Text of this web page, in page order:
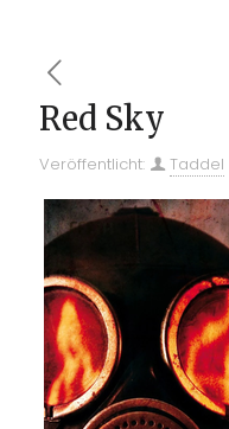
Red Sky
Veröffentlicht: Taddel